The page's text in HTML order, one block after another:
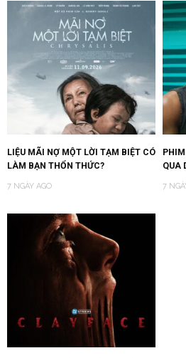
LIỆU MÃI NỢ MỘT LỜI TẠM BIỆT CÓ
LÀM BẠN THỔN THỨC?
7 NGÀY AGO
QUA
7